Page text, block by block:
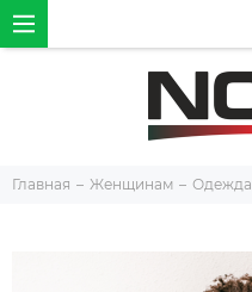
Главная Женщинам Одежда